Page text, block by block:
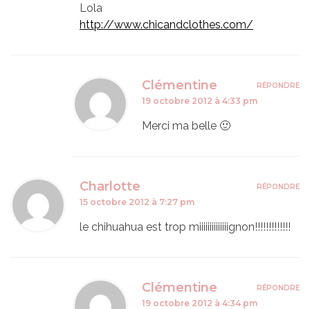
Lola
http://www.chicandclothes.com/
Clémentine
19 octobre 2012 à 4:33 pm
Merci ma belle 🙂
RÉPONDRE
Charlotte
15 octobre 2012 à 7:27 pm
le chihuahua est trop miiiiiiiiiiiiiignon!!!!!!!!!!!!!
RÉPONDRE
Clémentine
19 octobre 2012 à 4:34 pm
RÉPONDRE